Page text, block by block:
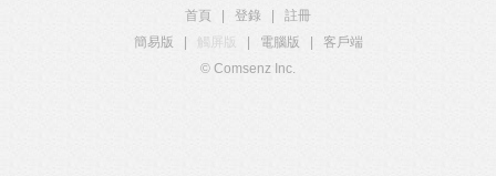
首頁 登錄
註冊
簡易版
觸屏版 電腦版
客戶端
© Comsenz Inc.